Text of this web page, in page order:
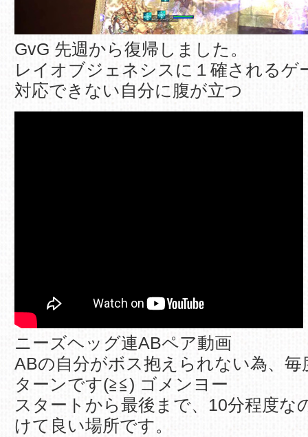
GvG 先週から復帰しました。
レイオブジェネシスに１確されるゲ
対応できない自分に腹が立つ
ニーズヘッグ連ABペア動画
ABの自分がボス抱えられない為、毎
ターンです(≧≦) ゴメンヨー
スタートから最後まで、10分程度な
けて良い場所です。